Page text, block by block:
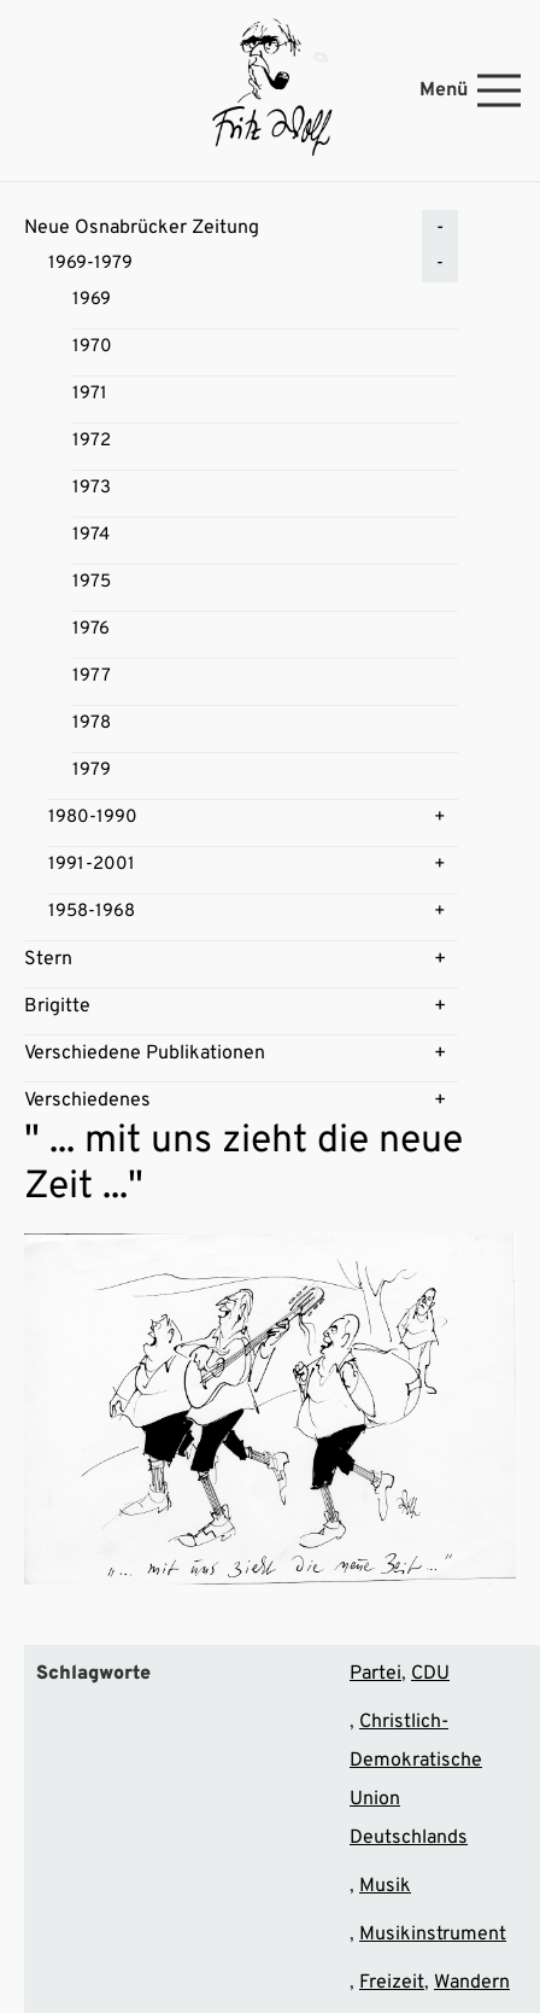
Menü
Neue Osnabrücker Zeitung
1969-1979
1969
1970
1971
1972
1973
1974
1975
1976
1977
1978
1979
1980-1990
1991-2001
1958-1968
Stern
Brigitte
Verschiedene Publikationen
Verschiedenes
" ... mit uns zieht die neue
Zeit ..."
Schlagworte Partei CDU
Christlich-
Demokratische
Union
Deutschlands
Musik
Musikinstrument
Freizeit Wandern